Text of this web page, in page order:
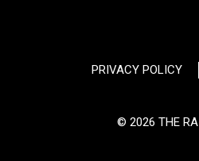
PRIVACY POLICY
© 2026 THE